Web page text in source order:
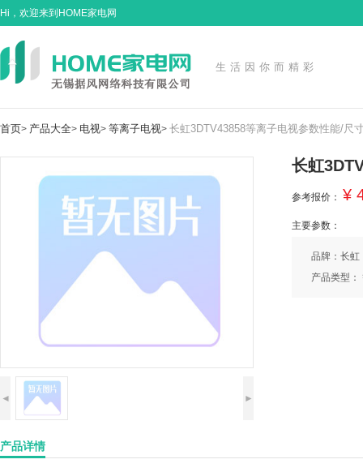
Hi，欢迎来到HOME家电网
生活因你而精彩
首页> 产品大全> 电视> 等离子电视> 长虹3DTV43858等离子电视参数性能/尺
►
◄
长虹
参考报价： ¥
主要参数：
品牌：长虹
产品类型：
产品详情